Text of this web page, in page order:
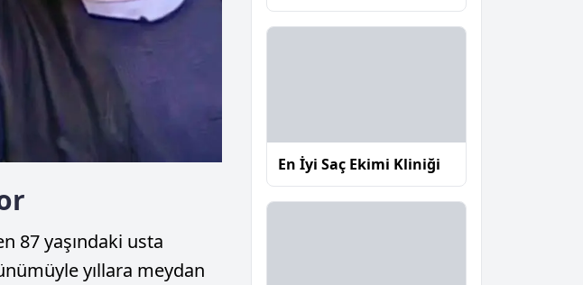
87 yaşındaki usta
yıllara meydan
Nasıl Seçilir?
En İyi Saç Ekimi Kliniği